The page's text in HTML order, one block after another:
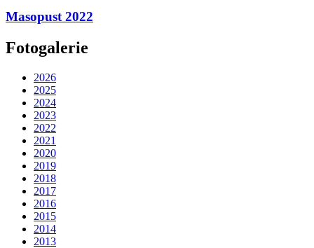
Masopust 2022
Fotogalerie
2026
2025
2024
2023
2022
2021
2020
2019
2018
2017
2016
2015
2014
2013